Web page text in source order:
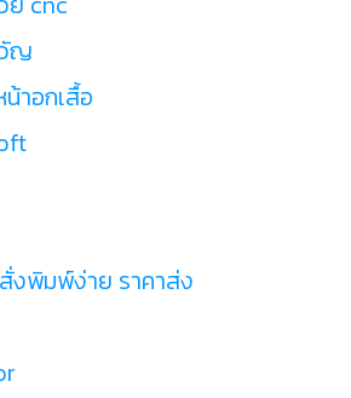
ญ
าอกเสื้อ
งพิมพ์ง่าย ราคาส่ง